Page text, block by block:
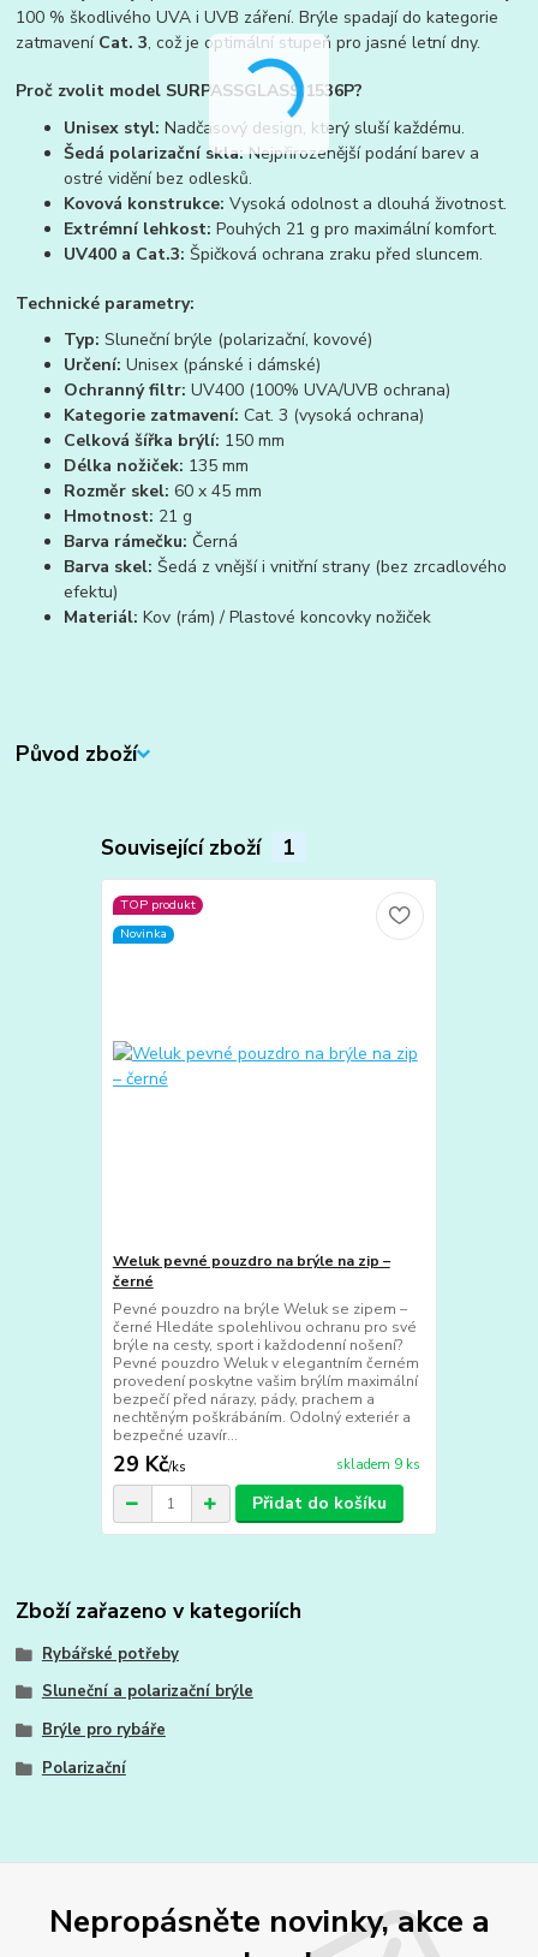
100 % škodlivého UVA i UVB záření. Brýle spadají do kategorie
zatmavení Cat. 3, což je optimální stupeň pro jasné letní dny.
Proč zvolit model SURPASSGLASS 1536P?
Unisex styl: Nadčasový design, který sluší každému.
Šedá polarizační skla:Nejpřirozenější podání barev a
ostré vidění bez odlesků.
Kovová konstrukce: Vysoká odolnost a dlouhá životnost.
Extrémní lehkost: Pouhých 21 g pro maximální komfort.
UV400 a Cat.3: Špičková ochrana zraku před sluncem.
Technické parametry:
Typ: Sluneční brýle (polarizační, kovové)
Určení: Unisex (pánské i dámské)
Ochranný filtr: UV400 (100% UVA/UVB ochrana)
Kategorie zatmavení: Cat. 3 (vysoká ochrana)
Celková šířka brýlí: 150 mm
Délka nožiček: 135 mm
Rozměr skel: 60 x 45 mm
Hmotnost: 21 g
Barva rámečku: Černá
Barva skel: Šedá z vnější i vnitřní strany (bez zrcadlového
efektu)
Materiál: Kov (rám) / Plastové koncovky nožiček
Původ zboží
Související zboží 1
TOP produkt
Novinka
Weluk pevné pouzdro na brýle na zip –
černé
Pevné pouzdro na brýle Weluk se zipem –
černé Hledáte spolehlivou ochranu pro své
brýle na cesty, sport i každodenní nošení?
Pevné pouzdro Weluk v elegantním černém
provedení poskytne vašim brýlím maximální
bezpečí před nárazy, pády, prachem a
nechtěným poškrábáním. Odolný exteriér a
bezpečné uzavír...
29 Kč/ks skladem 9 ks
Přidat do košíku
Zboží zařazeno v kategoriích
Rybářské potřeby
Sluneční a polarizační brýle
Brýle pro rybáře
Polarizační
Nepropásněte novinky, akce a